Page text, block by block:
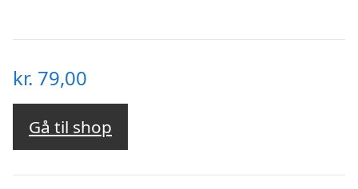
kr. 79,00
Gå til shop